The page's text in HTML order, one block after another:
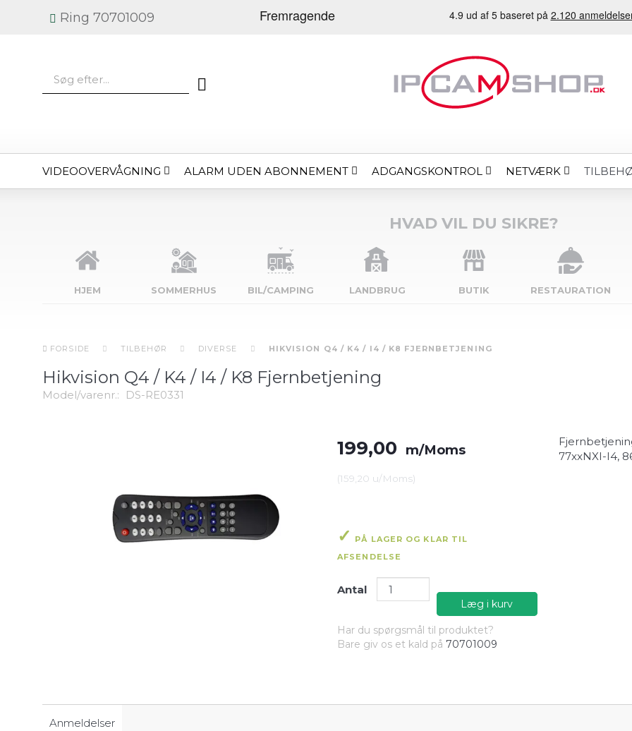
Ring 70701009
VIDEOOVERVÅGNING ALARM UDEN ABONNEMENT ADGANGSKONTROL NETVÆRK
HVAD VIL DU SIKRE?
HJEM SOMMERHUS BIL/CAMPING LANDBRUG BUTIK RESTAURATION
FORSIDE TILBEHØR DIVERSE HIKVISION Q4 / K4 / I4 / K8 FJERNBETJENING
Hikvision Q4 / K4 / I4 / K8 Fjernbetjening
Model/varenr.: DS-RE0331
199,00 m/Moms
(159,20 u/Moms)
PÅ LAGER OG KLAR TIL
AFSENDELSE
Antal
Læg i kurv
Har du spørgsmål til produktet?
Bare giv os et kald på 70701009
77xxNXI-I4,
Anmeldelser